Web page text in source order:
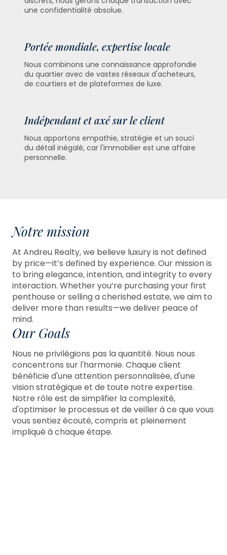
une confidentialité absolue.
Portée mondiale, expertise locale
Nous combinons une connaissance approfondie
du quartier avec de vastes réseaux d'acheteurs,
de courtiers et de plateformes de luxe.
Indépendant et axé sur le client
Nous apportons empathie, stratégie et un souci
du détail inégalé, car l'immobilier est une affaire
personnelle.
Notre mission
At Andreu Realty, we believe luxury is not defined
by price—it’s defined by experience. Our mission is
to bring elegance, intention, and integrity to every
interaction. Whether you’re purchasing your first
penthouse or selling a cherished estate, we aim to
deliver more than results—we deliver peace of
mind.
Our Goals
Nous ne privilégions pas la quantité. Nous nous
concentrons sur l'harmonie. Chaque client
bénéficie d'une attention personnalisée, d'une
vision stratégique et de toute notre expertise.
Notre rôle est de simplifier la complexité,
d'optimiser le processus et de veiller à ce que vous
vous sentiez écouté, compris et pleinement
impliqué à chaque étape.